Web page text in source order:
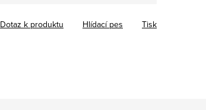
Tisk
Dotaz k produktu Hlídací pes